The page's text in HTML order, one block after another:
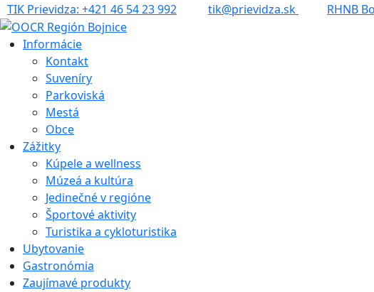
TIK Prievidza: +421 46 54 23 992
tik@prievidza.sk RHNB
Informácie
Kontakt
Suveníry
Parkoviská
Mestá
Obce
Zážitky
Kúpele a wellness
Múzeá a kultúra
Jedinečné v regióne
Športové aktivity
Turistika a cykloturistika
Ubytovanie
Gastronómia
Zaujímavé produkty